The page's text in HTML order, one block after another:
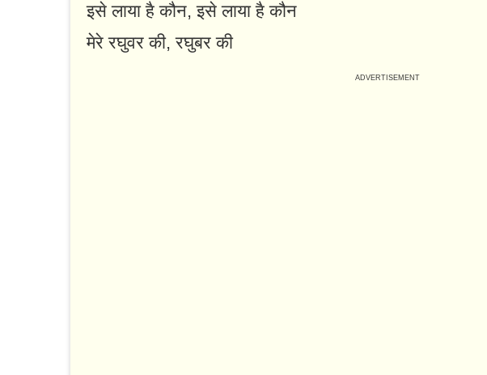
इसे लाया है कौन, इसे लाया है कौन
मेरे रघुवर की, रघुबर की